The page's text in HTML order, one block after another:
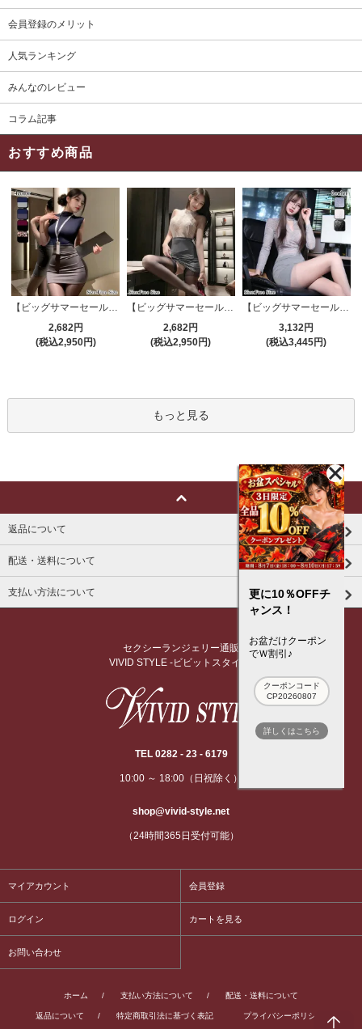
会員登録のメリット
人気ランキング
みんなのレビュー
コラム記事
おすすめ商品
【ビッグサマーセール対象品】セクシーコスプレ(SEXYCOSPLAY) 4421
2,682円
(税込2,950円)
【ビッグサマーセール対象品】セクシーコスプレ(SEXYCOSPLAY) 4191
2,682円
(税込2,950円)
【ビッグサマーセール対象品】セクシーコスプレ(SEXYCOSPLAY) 4173
3,132円
(税込3,445円)
もっと見る
返品について
配送・送料について
支払い方法について
セクシーランジェリー通販
VIVID STYLE -ビビットスタイル-
TEL 0282 - 23 - 6179
10:00 ～ 18:00（日祝除く）
shop@vivid-style.net
（24時間365日受付可能）
マイアカウント 会員登録
ログイン カートを見る
お問い合わせ
ホーム / 支払い方法について / 配送・送料について
返品について / 特定商取引法に基づく表記 プライバシーポリシー
更に10％OFFチ
ャンス！
お盆だけクーポン
でＷ割引♪
クーポンコード
CP20260807
詳しくはこちら